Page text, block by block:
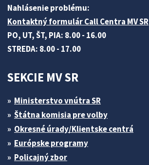
Nahlásenie problému:
Kontaktný formulár Call Centra MV SR
PO, UT, ŠT, PIA: 8.00 - 16.00
STREDA: 8.00 - 17.00
SEKCIE MV SR
Ministerstvo vnútra SR
Štátna komisia pre volby
Okresné úrady/Klientske centrá
Európske programy
Policajný zbor